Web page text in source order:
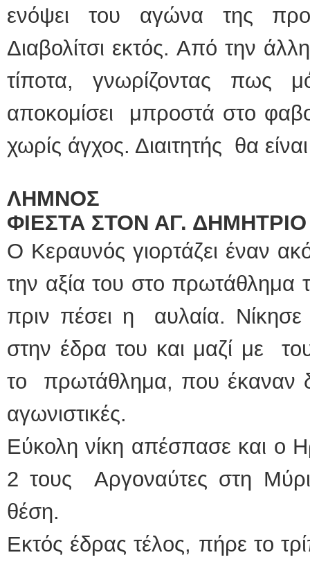
ενόψει του αγώνα της
Διαβολίτσι εκτός. Από την
τίποτα, γνωρίζοντας πως
αποκομίσει μπροστά στο
χωρίς άγχος. Διαιτητής θα
ΛΗΜΝΟΣ
ΦΙΕΣΤΑ ΣΤΟΝ ΑΓ.
Ο Κεραυνός γιορτάζει έναν
την αξία του στο πρωτάθλημα
πριν πέσει η αυλαία. Νίκησε
στην έδρα του και μαζί με
το πρωτάθλημα, που έκαναν
αγωνιστικές.
Εύκολη νίκη απέσπασε και ο
2 τους Αργοναύτες στη
θέση.
Εκτός έδρας τέλος, πήρε το